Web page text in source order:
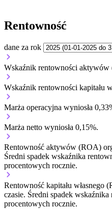
Rentowność
dane za rok
Wskaźnik rentowności aktywów
Wskaźnik rentowności kapitału
Marża operacyjna wyniosła
Marża netto wyniosła 0,15%.
Rentowność aktywów (ROA)
Średni spadek wskaźnika
procentowych rocznie.
Rentowność kapitału własnego
czasie. Średni spadek
procentowych rocznie.